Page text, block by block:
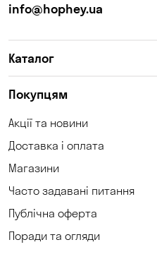
info@hophey.ua
Каталог
Покупцям
Акції та новини
Доставка і оплата
Магазини
Часто задавані питання
Публічна оферта
Поради та огляди